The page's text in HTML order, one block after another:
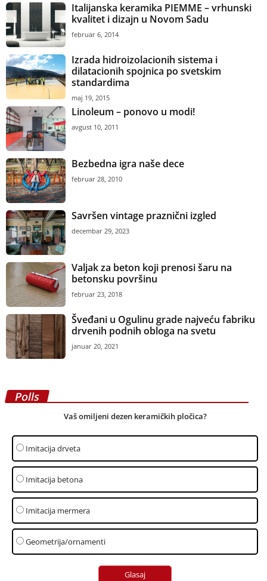
Italijanska keramika PIEMME – vrhunski
kvalitet i dizajn u Novom Sadu
februar 6, 2014
Izrada hidroizolacionih sistema i
dilatacionih spojnica po svetskim
standardima
maj 19, 2015
Linoleum – ponovo u modi!
avgust 10, 2011
Bezbedna igra naše dece
februar 28, 2010
Savršen vintage praznični izgled
decembar 29, 2023
Valjak za beton koji prenosi šaru na
betonsku površinu
februar 23, 2018
Šveđani u Ogulinu grade najveću fabriku
drvenih podnih obloga na svetu
januar 20, 2021
Polls
Vaš omiljeni dezen keramičkih pločica?
Imitacija drveta
Imitacija betona
Imitacija mermera
Geometrija/ornamenti